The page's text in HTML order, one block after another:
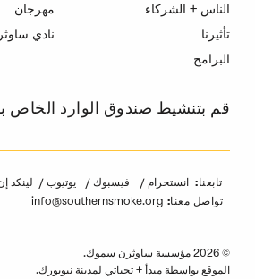
الناس + الشركاء
تأثيرنا
البرامج
مهرجان
نادي
قم بتنشيط صندوق الوارد الخاص
تابعنا: انستجرام فيسبوك يوتيوب لينكد
تواصل معنا: info@southernsmoke.org
© 2026 مؤسسة ساوثرن سموك.
الموقع بواسطة مبدأ + تحياتي لمدينة نيويورك.